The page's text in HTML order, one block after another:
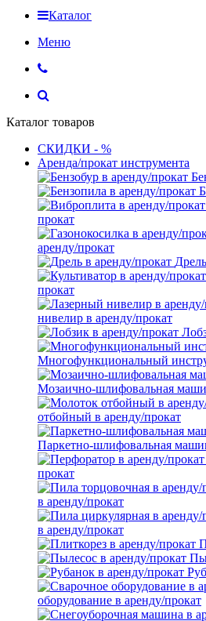
Каталог
Меню
Каталог товаров
СКИДКИ - %
Аренда/прокат инструмента
прокат
аренду/прокат
прокат
нивелир в аренду/прокат
Многофункциональный
Мозаично-шлифовальная
отбойный в аренду/прокат
Паркетно-шлифовальная
прокат
в аренду/прокат
в аренду/прокат
оборудование в аренду/прокат